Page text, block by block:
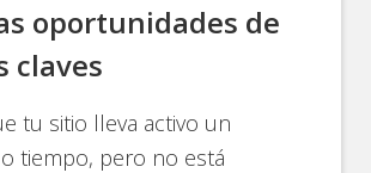
oportunidades de
claves
tu sitio lleva activo un
tiempo, pero no está